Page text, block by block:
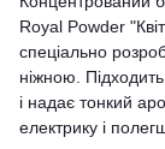
Royal Powder
спеціально
ніжною.
і надає тонкий
електрику і